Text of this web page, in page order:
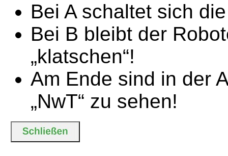
Bei A schaltet sich
Bei B bleibt der
„klatschen“!
Am Ende sind in der
„NwT“ zu sehen!